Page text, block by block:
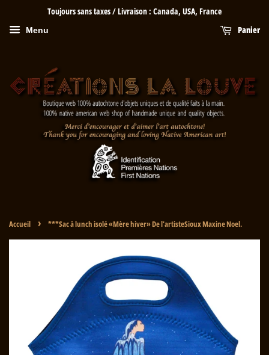
Toujours sans taxes / Livraison : Canada, USA, France
Menu Panier
Accueil › ***Sac à lunch isolé «Mère hiver» De l'artisteSioux Maxine Noel.